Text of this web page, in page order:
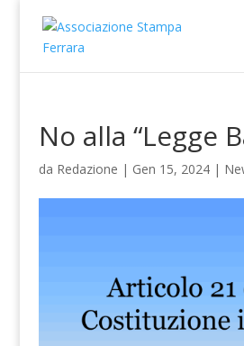
No alla “Legge
da Redazione | Gen 15, 2024|